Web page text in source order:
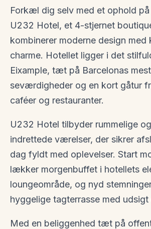
Forkæl dig selv med et ophold
U232 Hotel, et 4-stjernet
kombinerer moderne design med
charme. Hotellet ligger i det
Eixample, tæt på Barcelonas
seværdigheder og en kort gåtur
caféer og restauranter.
U232 Hotel tilbyder rummelige
indrettede værelser, der sikrer
dag fyldt med oplevelser. Start
lækker morgenbuffet i hotellets
loungeområde, og nyd
hyggelige tagterrasse med udsigt
Med en beliggenhed tæt på